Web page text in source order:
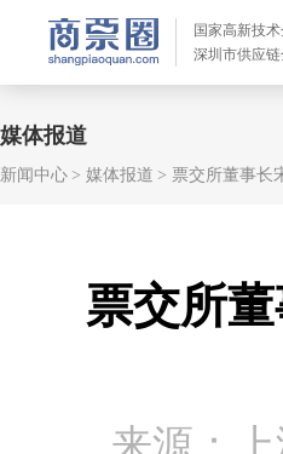
国家高新技
深圳市供应
媒体报道
新闻中心 媒体报道 票交所董事长
票交所
来源：